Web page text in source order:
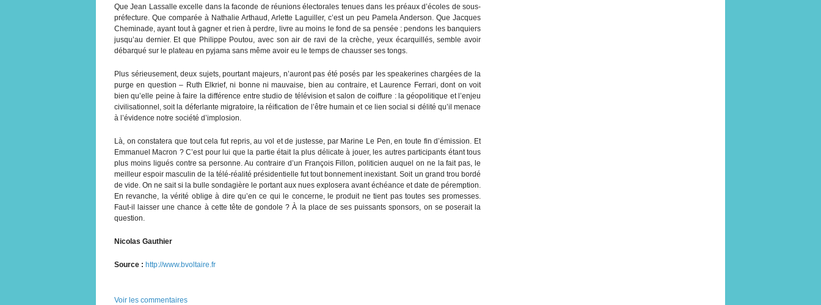
Que Jean Lassalle excelle dans la faconde de réunions électorales tenues dans les préaux d’écoles de sous-
préfecture. Que comparée à Nathalie Arthaud, Arlette Laguiller, c’est un peu Pamela Anderson. Que Jacques
Cheminade, ayant tout à gagner et rien à perdre, livre au moins le fond de sa pensée : pendons les banquiers
jusqu’au dernier. Et que Philippe Poutou, avec son air de ravi de la crèche, yeux écarquillés, semble avoir
débarqué sur le plateau en pyjama sans même avoir eu le temps de chausser ses tongs.
Plus sérieusement, deux sujets, pourtant majeurs, n’auront pas été posés par les speakerines chargées de la
purge en question – Ruth Elkrief, ni bonne ni mauvaise, bien au contraire, et Laurence Ferrari, dont on voit
bien qu’elle peine à faire la différence entre studio de télévision et salon de coiffure : la géopolitique et l’enjeu
civilisationnel, soit la déferlante migratoire, la réification de l’être humain et ce lien social si délité qu’il menace
à l’évidence notre société d’implosion.
Là, on constatera que tout cela fut repris, au vol et de justesse, par Marine Le Pen, en toute fin d’émission. Et
Emmanuel Macron ? C’est pour lui que la partie était la plus délicate à jouer, les autres participants étant tous
plus moins ligués contre sa personne. Au contraire d’un François Fillon, politicien auquel on ne la fait pas, le
meilleur espoir masculin de la télé-réalité présidentielle fut tout bonnement inexistant. Soit un grand trou bordé
de vide. On ne sait si la bulle sondagière le portant aux nues explosera avant échéance et date de péremption.
En revanche, la vérité oblige à dire qu’en ce qui le concerne, le produit ne tient pas toutes ses promesses.
Faut-il laisser une chance à cette tête de gondole ? À la place de ses puissants sponsors, on se poserait la
question.
Nicolas Gauthier
Source : http://www.bvoltaire.fr
Voir les commentaires